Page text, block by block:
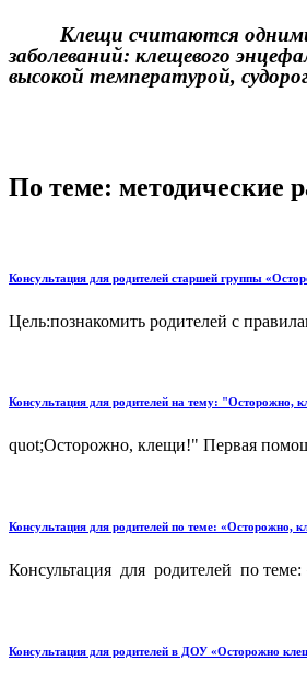
Клещи считаются
заболеваний: клещевого
высокой температурой,
По теме: методические
Консультация для родителей старшей группы
Цель:познакомить родителей с
Консультация для родителей на тему: "Осторожно,
quot;Осторожно, клещи!" Первая
Консультация для родителей по теме: «Осторожно,
Консультация для родителей по
Консультация для родителей в ДОУ «Осторожно